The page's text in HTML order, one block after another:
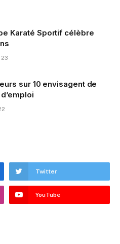
Karaté Sportif célèbre
sur 10 envisagent de
Twitter
YouTube